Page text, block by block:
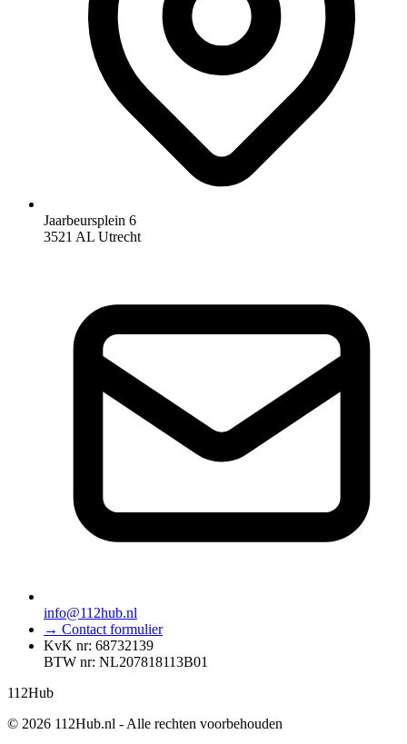
Jaarbeursplein 6
3521 AL Utrecht
info@112hub.nl
→ Contact formulier
KvK nr: 68732139
BTW nr: NL207818113B01
112Hub
© 2026 112Hub.nl - Alle rechten voorbehouden